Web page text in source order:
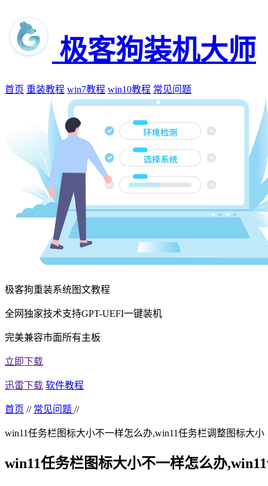
极客狗装机大师
首页 重装教程 win7教程 win10教程 常见问题
极客狗重装系统图文教程
全网独家技术支持GPT-UEFI一键装机
完美兼容市面所有主板
立即下载
迅雷下载 软件教程
首页 // 常见问题 //
win11任务栏图标大小不一样怎么办,win11任务栏调整图标大小
win11任务栏图标大小不一样怎么办